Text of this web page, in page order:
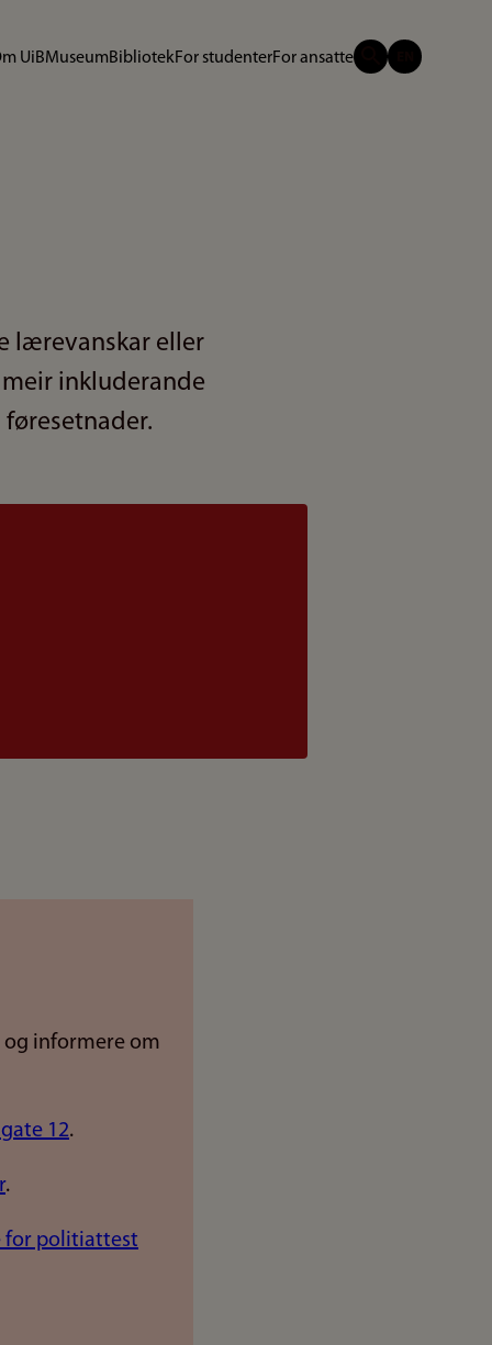
UiBMuseumBibliotekFor studenterFor ansatte
lærevanskar eller
inkluderande
og informere om
12.
.
for politiattest